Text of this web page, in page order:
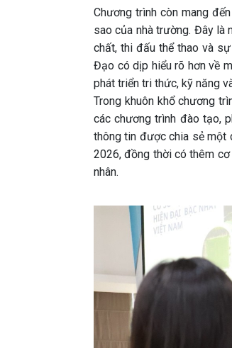
Chương trình còn mang
sao của nhà trường. Đây là
chất, thi đấu thể thao và
Đạo có dịp hiểu rõ hơn về
phát triển tri thức, kỹ năng
Trong khuôn khổ chương
các chương trình đào tạo,
thông tin được chia sẻ một
2026, đồng thời có thêm
nhân.